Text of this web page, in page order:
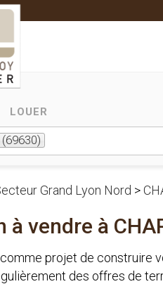
LOUER
Grand Lyon Nord >
à vendre à
projet de construire
des offres de